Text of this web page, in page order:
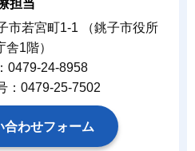
担当
市若宮町1-1 （銚子市役所
舎1階）
0479-24-8958
：0479-25-7502
合わせフォーム